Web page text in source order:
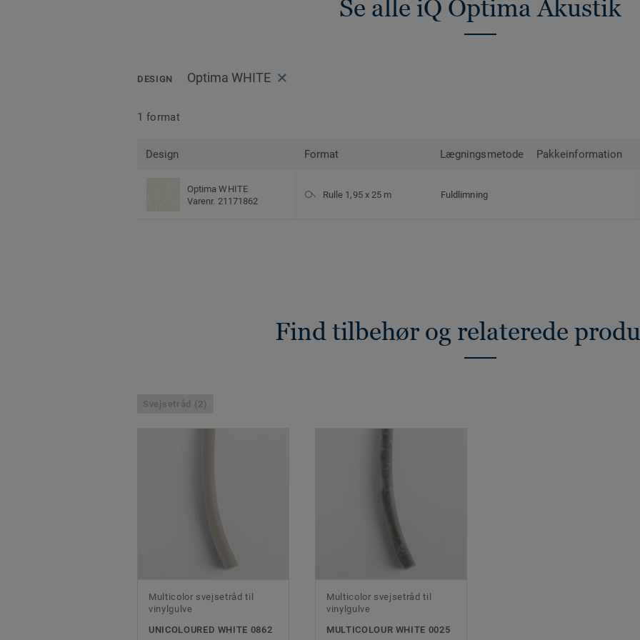
Se alle iQ Optima Akustik
DESIGN Optima WHITE
1 format
Design Format Lægningsmetode Pakkeinformation
Optima WHITE
Varenr. 21171862
Rulle 1,95 x 25 m Fuldlimning
Find tilbehør og relaterede
Svejsetråd (2)
Multicolor svejsetråd til
vinylgulve
UNICOLOURED WHITE 0862
Multicolor svejsetråd til
vinylgulve
MULTICOLOUR WHITE 0025